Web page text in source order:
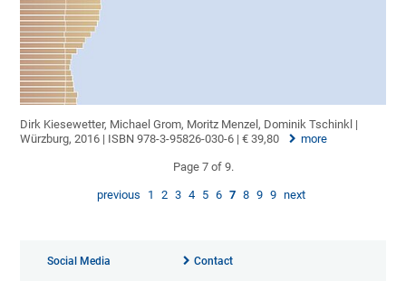
Dirk Kiesewetter, Michael Grom, Moritz Menzel, Dominik Tschinkl |
Würzburg, 2016 | ISBN 978-3-95826-030-6 | € 39,80
more
Page 7 of 9.
previous 1 2 3 4 5 6 7 8 9 9 next
Social Media Contact